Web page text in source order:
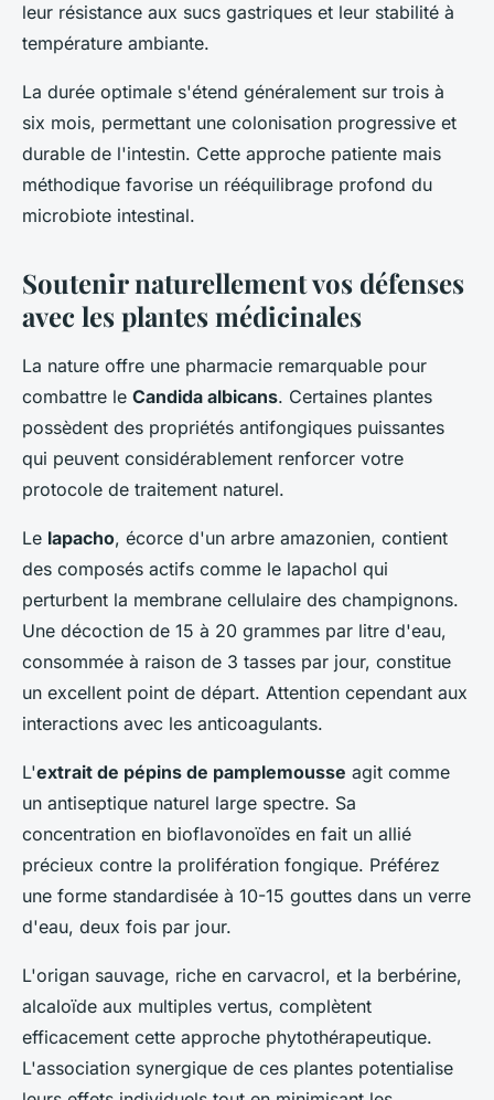
leur résistance aux sucs gastriques et leur stabilité à
température ambiante.
La durée optimale s'étend généralement sur trois à
six mois, permettant une colonisation progressive et
durable de l'intestin. Cette approche patiente mais
méthodique favorise un rééquilibrage profond du
microbiote intestinal.
Soutenir naturellement vos défenses
avec les plantes médicinales
La nature offre une pharmacie remarquable pour
combattre le Candida albicans. Certaines plantes
possèdent des propriétés antifongiques puissantes
qui peuvent considérablement renforcer votre
protocole de traitement naturel.
Le lapacho, écorce d'un arbre amazonien, contient
des composés actifs comme le lapachol qui
perturbent la membrane cellulaire des champignons.
Une décoction de 15 à 20 grammes par litre d'eau,
consommée à raison de 3 tasses par jour, constitue
un excellent point de départ. Attention cependant aux
interactions avec les anticoagulants.
L'extrait de pépins de pamplemousse agit comme
un antiseptique naturel large spectre. Sa
concentration en bioflavonoïdes en fait un allié
précieux contre la prolifération fongique. Préférez
une forme standardisée à 10-15 gouttes dans un verre
d'eau, deux fois par jour.
L'origan sauvage, riche en carvacrol, et la berbérine,
alcaloïde aux multiples vertus, complètent
efficacement cette approche phytothérapeutique.
L'association synergique de ces plantes potentialise